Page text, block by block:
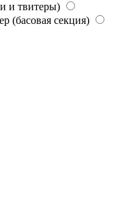
и твитеры)
(басовая секция)